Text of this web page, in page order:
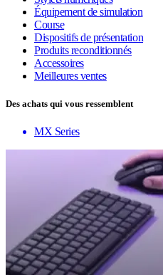
Équipement de simulation
Course
Dispositifs de présentation
Produits reconditionnés
Accessoires
Meilleures ventes
Des achats qui vous ressemblent
MX Series